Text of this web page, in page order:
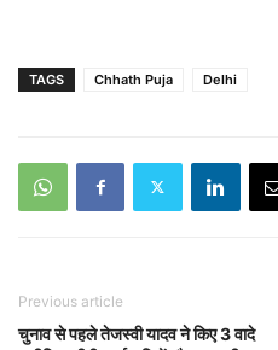
TAGS Chhath Puja Delhi
Previous article
चुनाव से पहले तेजस्वी यादव ने किए 3 वादे